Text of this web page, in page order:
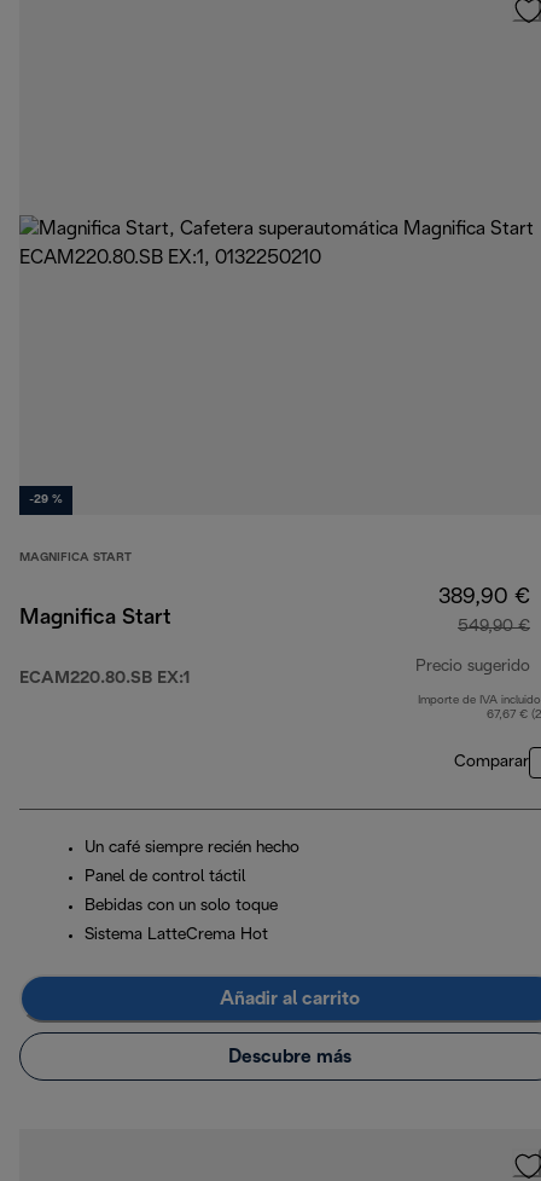
-29 %
MAGNIFICA START
Magnifica Start
ECAM220.80.SB EX:1
389,90 €
549,90 €
Precio sugerido
Importe de IVA
67,67 €
Comparar
Un café siempre recién hecho
Panel de control táctil
Bebidas con un solo toque
Sistema LatteCrema Hot
Añadir al carrito
Descubre más